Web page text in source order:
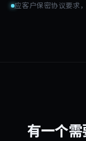
应客户保密协议要求
有一个需